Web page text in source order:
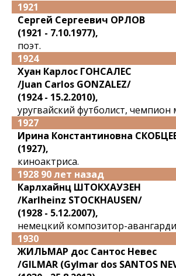
1921
Сергей Сергеевич ОРЛОВ
(1921 - 7.10.1977),
поэт.
1924
Хуан Карлос ГОНСАЛЕС
/Juan Carlos GONZALEZ/
(1924 - 15.2.2010),
уругвайский футболист, чемпион
1927
Ирина Константиновна
(1927),
киноактриса.
1928 90 лет назад
Карлхайнц ШТОКХАУЗЕН
/Karlheinz STOCKHAUSEN/
(1928 - 5.12.2007),
немецкий композитор-
1930
ЖИЛЬМАР дос Сантос Невес
/GILMAR (Gylmar dos SANTOS